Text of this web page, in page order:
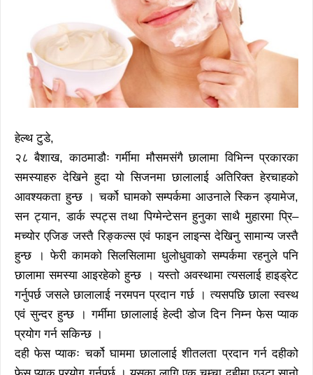
हेल्थ टुडे,
२८ बैशाख, काठमाडौः गर्मीमा मौसमसंगै छालामा विभिन्न प्रकारका
समस्याहरु देखिने हुदा यो सिजनमा छालालाई अतिरिक्त हेरचाहको
आवश्यकता हुन्छ । चर्को घामको सम्पर्कमा आउनाले स्किन ड्यामेज,
सन ट्यान, डार्क स्पट्स तथा पिग्मेन्टेसन हुनुका साथै मुहारमा प्रि–
मच्योर एजिङ जस्तै रिङ्कल्स एवं फाइन लाइन्स देखिनु सामान्य जस्तै
हुन्छ । फेरी कामको सिलसिलामा धुलोधुवाको सम्पर्कमा रहनुले पनि
छालामा समस्या आइरहेको हुन्छ । यस्तो अवस्थामा त्यसलाई हाइड्रेट
गर्नुपर्छ जसले छालालाई नरमपन प्रदान गर्छ । त्यसपछि छाला स्वस्थ
एवं सुन्दर हुन्छ । गर्मीमा छालालाई हेल्दी डोज दिन निम्न फेस प्याक
प्रयोग गर्न सकिन्छ ।
दही फेस प्याकः चर्को घाममा छालालाई शीतलता प्रदान गर्न दहीको